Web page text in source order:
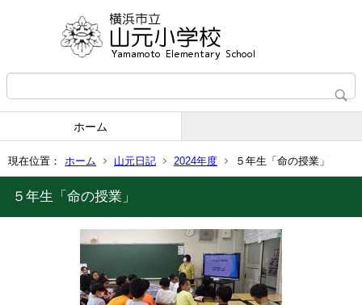
ホーム
現在位置： ホーム 山元日記 2024年度 ５年生「命の授業」
５年生「命の授業」